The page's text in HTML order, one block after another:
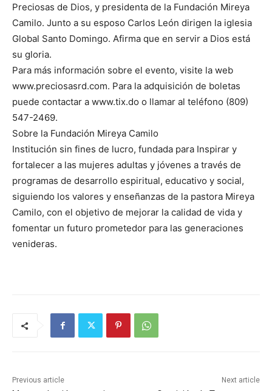
Preciosas de Dios, y presidenta de la Fundación Mireya
Camilo. Junto a su esposo Carlos León dirigen la iglesia
Global Santo Domingo. Afirma que en servir a Dios está
su gloria.
Para más información sobre el evento, visite la web
www.preciosasrd.com. Para la adquisición de boletas
puede contactar a www.tix.do o llamar al teléfono (809)
547-2469.
Sobre la Fundación Mireya Camilo
Institución sin fines de lucro, fundada para Inspirar y
fortalecer a las mujeres adultas y jóvenes a través de
programas de desarrollo espiritual, educativo y social,
siguiendo los valores y enseñanzas de la pastora Mireya
Camilo, con el objetivo de mejorar la calidad de vida y
fomentar un futuro prometedor para las generaciones
venideras.
Previous article Next article